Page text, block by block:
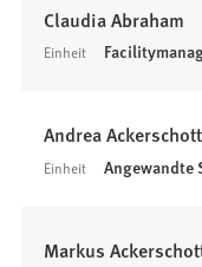
Claudia Abraham
Einheit
Andrea Ackerschott
Einheit Angewandte
Markus